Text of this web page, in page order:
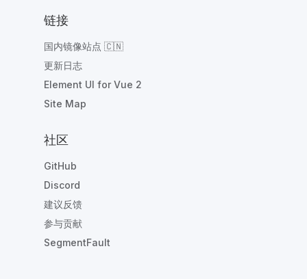
链接
国内镜像站点 🇨🇳
更新日志
Element UI for Vue 2
Site Map
社区
GitHub
Discord
建议反馈
参与贡献
SegmentFault